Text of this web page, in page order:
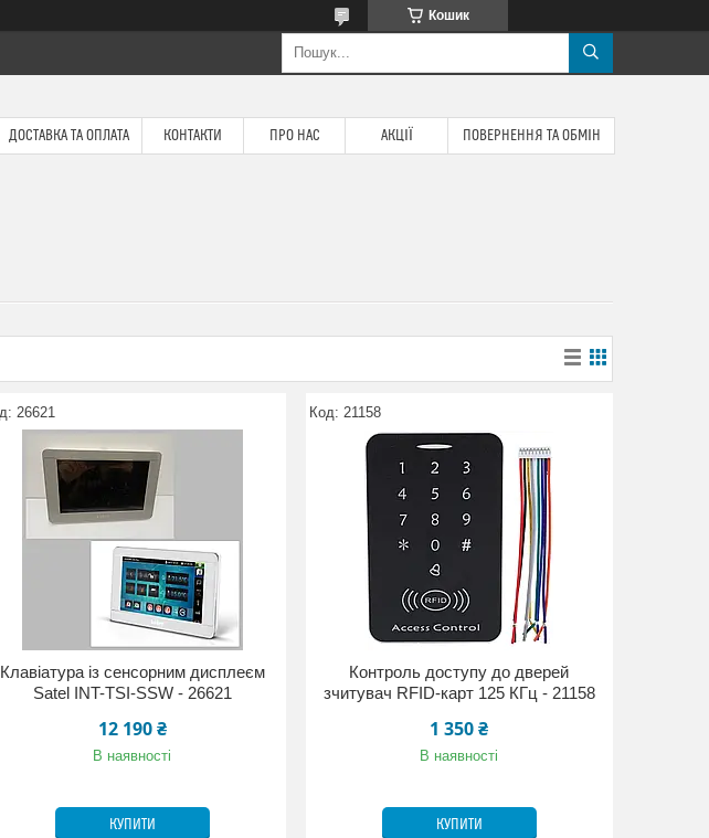
Кошик
ДОСТАВКА ТА ОПЛАТА КОНТАКТИ ПРО НАС АКЦІЇ ПОВЕРНЕННЯ ТА ОБМІН
26621
Клавіатура із сенсорним дисплеєм
Satel INT-TSI-SSW - 26621
12 190 ₴
В наявності
КУПИТИ
21158
Контроль доступу до дверей
зчитувач RFID-карт 125 КГц - 21158
1 350 ₴
В наявності
КУПИТИ